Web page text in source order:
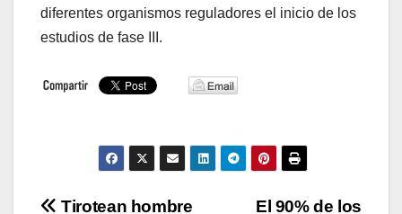
diferentes organismos reguladores el inicio de los
estudios de fase III.
El 90% de los
Tirotean hombre